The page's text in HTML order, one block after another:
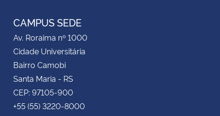
CAMPUS SEDE
Av. Roraima nº 1000
Cidade Universitária
Bairro Camobi
Santa Maria - RS
CEP: 97105-900
+55 (55) 3220-8000